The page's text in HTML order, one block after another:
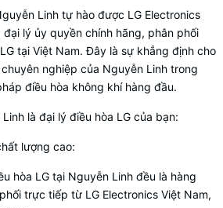
Linh tự hào được LG Electronics
lý ủy quyền chính hãng, phân phối
tại Việt Nam. Đây là sự khẳng định cho
nghiệp của Nguyễn Linh trong
điều hòa không khí hàng đầu.
là đại lý điều hòa LG của bạn:
lượng cao:
hòa LG tại Nguyễn Linh đều là hàng
trực tiếp từ LG Electronics Việt Nam,